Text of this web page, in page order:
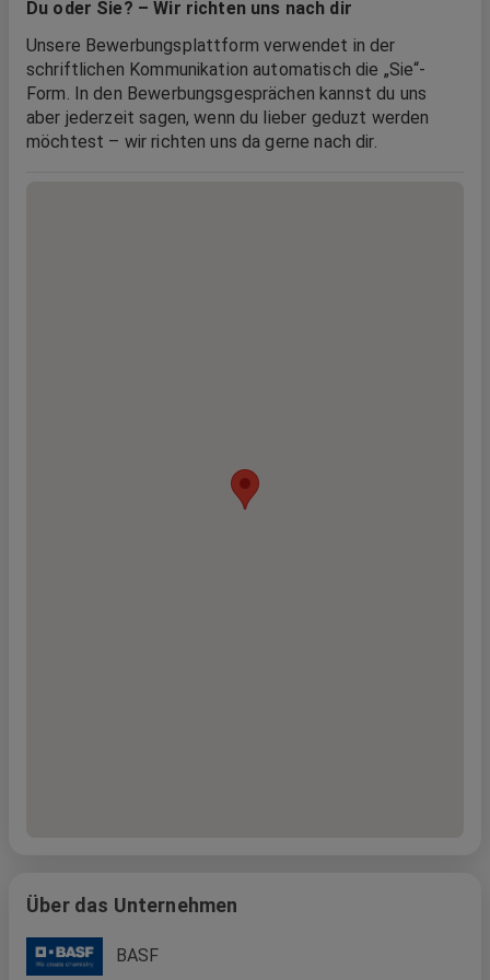
Du oder Sie? – Wir richten uns nach dir
Unsere Bewerbungsplattform verwendet in der
schriftlichen Kommunikation automatisch die „Sie“-
Form. In den Bewerbungsgesprächen kannst du uns
aber jederzeit sagen, wenn du lieber geduzt werden
möchtest – wir richten uns da gerne nach dir.
Über das Unternehmen
BASF